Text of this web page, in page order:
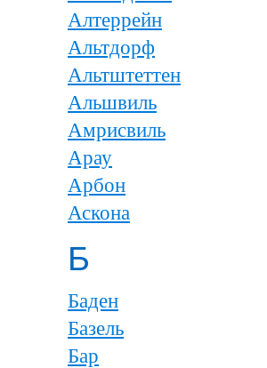
Алтеррейн
Альтдорф
Альтштеттен
Альшвиль
Амрисвиль
Арау
Арбон
Аскона
Б
Баден
Базель
Бар